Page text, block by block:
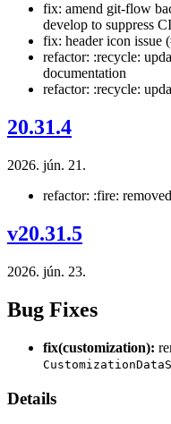
fix: amend git-flow
develop to suppress CI
fix: header icon issue
refactor: :recycle:
documentation
refactor: :recycle:
20.31.4
2026. jún. 21.
refactor: :fire:
v20.31.5
2026. jún. 23.
Bug Fixes
fix(customization):
Details